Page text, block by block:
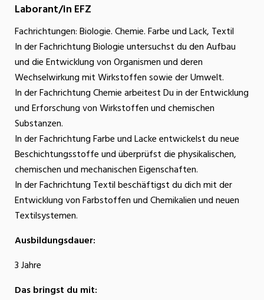
Kultur
Nahrung
Natur
Verkehr/Logistik
Wirtschaft/Verwaltung
Laborant/in EFZ
Fachrichtungen: Biologie. Chemie. Farbe und Lack, Textil
In der Fachrichtung Biologie untersuchst du den Aufbau
und die Entwicklung von Organismen und deren
Wechselwirkung mit Wirkstoffen sowie der Umwelt.
In der Fachrichtung Chemie arbeitest Du in der Entwicklung
und Erforschung von Wirkstoffen und chemischen
Substanzen.
In der Fachrichtung Farbe und Lacke entwickelst du neue
Beschichtungsstoffe und überprüfst die physikalischen,
chemischen und mechanischen Eigenschaften.
In der Fachrichtung Textil beschäftigst du dich mit der
Entwicklung von Farbstoffen und Chemikalien und neuen
Textilsystemen.
Ausbildungsdauer:
3 Jahre
Das bringst du mit: